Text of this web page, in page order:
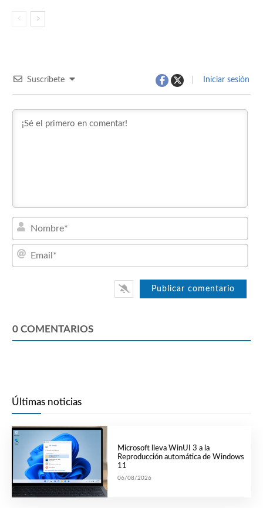
Suscríbete Iniciar sesión
0 COMENTARIOS
Últimas noticias
Microsoft lleva WinUI 3 a la
Reproducción automática de Windows
11
06/08/2026